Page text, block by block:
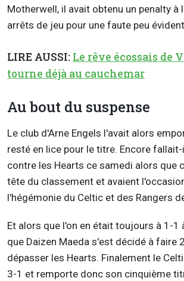
Motherwell, il avait obtenu un penalty à
arrêts de jeu pour une faute peu
LIRE AUSSI: Le rêve écossais de
tourne déjà au cauchemar
Au bout du suspense
Le club d'Arne Engels l'avait alors
resté en lice pour le titre. Encore
contre les Hearts ce samedi alors que
tête du classement et avaient
l'hégémonie du Celtic et des Rangers
Et alors que l'on en était toujours à 1-1
que Daizen Maeda s'est décidé à faire
dépasser les Hearts. Finalement le
3-1 et remporte donc son cinquième